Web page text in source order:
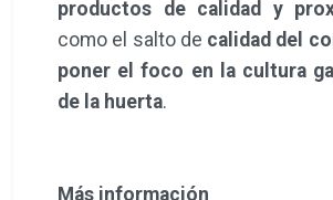
productos de calidad y
como el salto de calidad del
poner el foco en la cultura
de la huerta.
Más información